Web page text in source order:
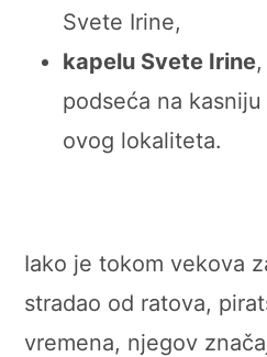
Svete Irine,
kapelu Svete Irine
podseća na
ovog lokaliteta.
Iako je tokom vekova
stradao od ratova,
vremena, njegov